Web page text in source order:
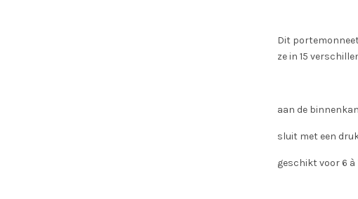
Dit
ze in 15
aan de
sluit met een
geschikt voor 6 à